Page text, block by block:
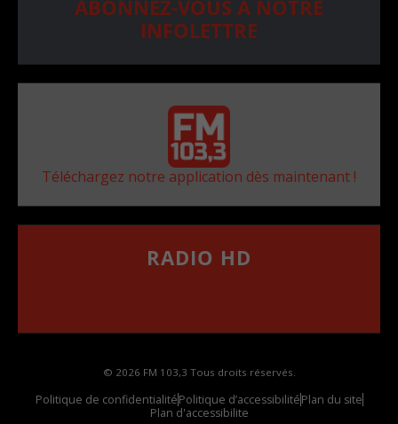
ABONNEZ-VOUS À NOTRE
INFOLETTRE
Téléchargez notre application dès maintenant !
RADIO HD
© 2026 FM 103,3 Tous droits réservés.
Politique de confidentialitéPolitique d’accessibilitéPlan du site
Plan d'accessibilite